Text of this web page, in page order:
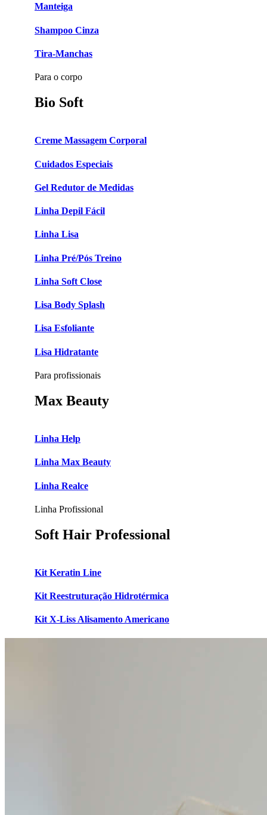
Manteiga
Shampoo Cinza
Tira-Manchas
Para o corpo
Bio Soft
Creme Massagem Corporal
Cuidados Especiais
Gel Redutor de Medidas
Linha Depil Fácil
Linha Lisa
Linha Pré/Pós Treino
Linha Soft Close
Lisa Body Splash
Lisa Esfoliante
Lisa Hidratante
Para profissionais
Max Beauty
Linha Help
Linha Max Beauty
Linha Realce
Linha Profissional
Soft Hair Professional
Kit Keratin Line
Kit Reestruturação Hidrotérmica
Kit X-Liss Alisamento Americano